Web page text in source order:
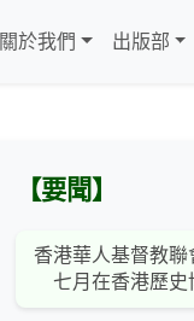
關於我們 出版部
【要聞】
香港華人基督教
七月在香港歷史